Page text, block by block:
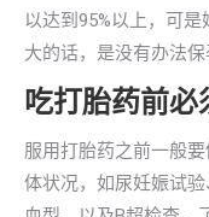
以达到95%以上，可
大的话，是没有办法
吃打胎药前必
服用打胎药之前一般
体状况，如尿妊娠试